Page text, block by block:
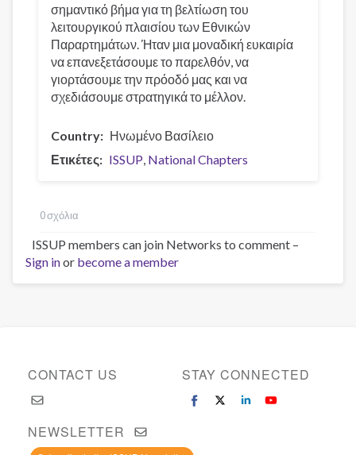
σημαντικό βήμα για τη βελτίωση του
λειτουργικού πλαισίου των Εθνικών
Παραρτημάτων. Ήταν μια μοναδική ευκαιρία
να επανεξετάσουμε το παρελθόν, να
γιορτάσουμε την πρόοδό μας και να
σχεδιάσουμε στρατηγικά το μέλλον.
Country
Ηνωμένο Βασίλειο
Ετικέτες
ISSUP National Chapters
0 σχόλια
ISSUP members can join Networks to comment –
Sign inor become a member
CONTACT US STAY CONNECTED
NEWSLETTER